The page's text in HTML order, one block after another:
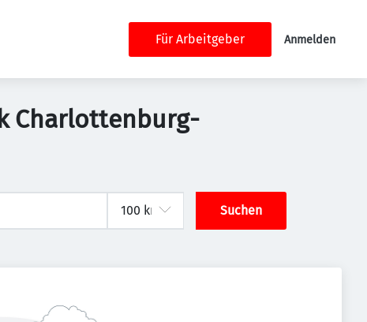
Für Arbeitgeber Anmelden
Charlottenburg-
Suchen